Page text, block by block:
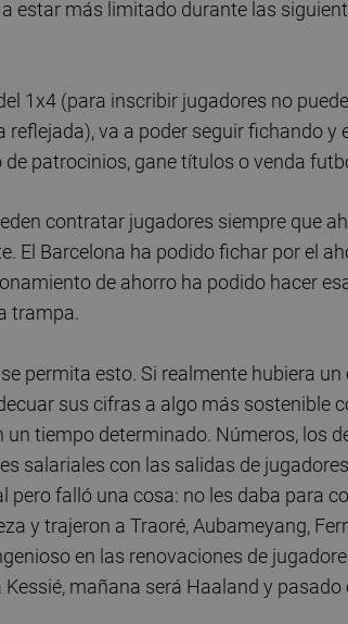
estar más limitado durante las
1x4 (para inscribir jugadores no
va a poder seguir fichando y
patrocinios, gane títulos o venda
contratar jugadores siempre que
El Barcelona ha podido fichar por el
de ahorro ha podido hacer
trampa.
permita esto. Si realmente hubiera
sus cifras a algo más sostenible
tiempo determinado. Números, los
salariales con las salidas de
pero falló una cosa: no les daba para
y trajeron a Traoré, Aubameyang,
en las renovaciones de
mañana será Haaland y